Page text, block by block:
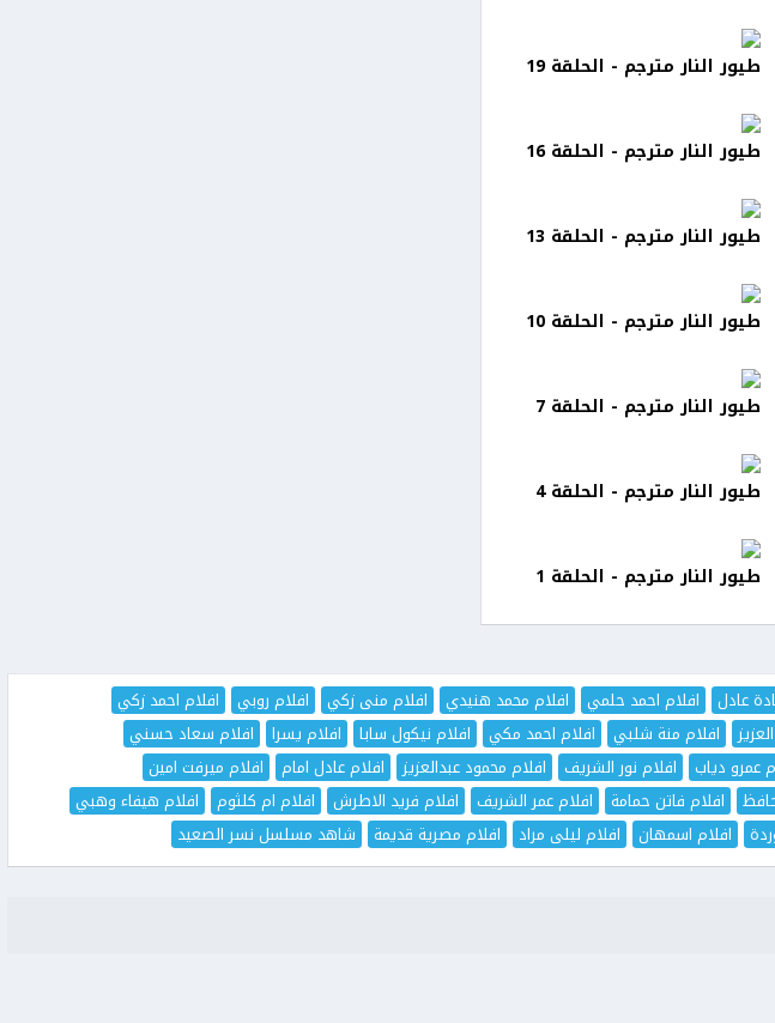
طيور النار مترجم - الحلقة 19
طيور النار مترجم - الحلقة 16
طيور النار مترجم - الحلقة 13
طيور النار مترجم - الحلقة 10
طيور النار مترجم - الحلقة 7
طيور النار مترجم - الحلقة 4
طيور النار مترجم - الحلقة 1
عادل افلام احمد حلمي افلام محمد هنيدي افلام منى زكي افلام روبي
افلام احمد زكي
افلام منة شلبي افلام احمد مكي افلام نيكول سابا افلام يسرا
افلام سعاد حسني
عمرو دياب افلام نور الشريف افلام محمود عبدالعزيز افلام عادل امام
افلام ميرفت امين
افلام فاتن حمامة افلام عمر الشريف افلام فريد الاطرش افلام ام كلثوم
افلام هيفاء وهبي
افلام اسمهان افلام ليلى مراد افلام مصرية قديمة شاهد مسلسل نسر الصعيد